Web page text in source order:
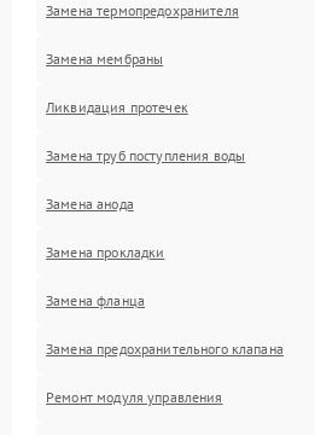
Замена термопредохранителя
Замена мембраны
Ликвидация протечек
Замена труб поступления воды
Замена анода
Замена прокладки
Замена фланца
Замена предохранительного клапана
Ремонт модуля управления